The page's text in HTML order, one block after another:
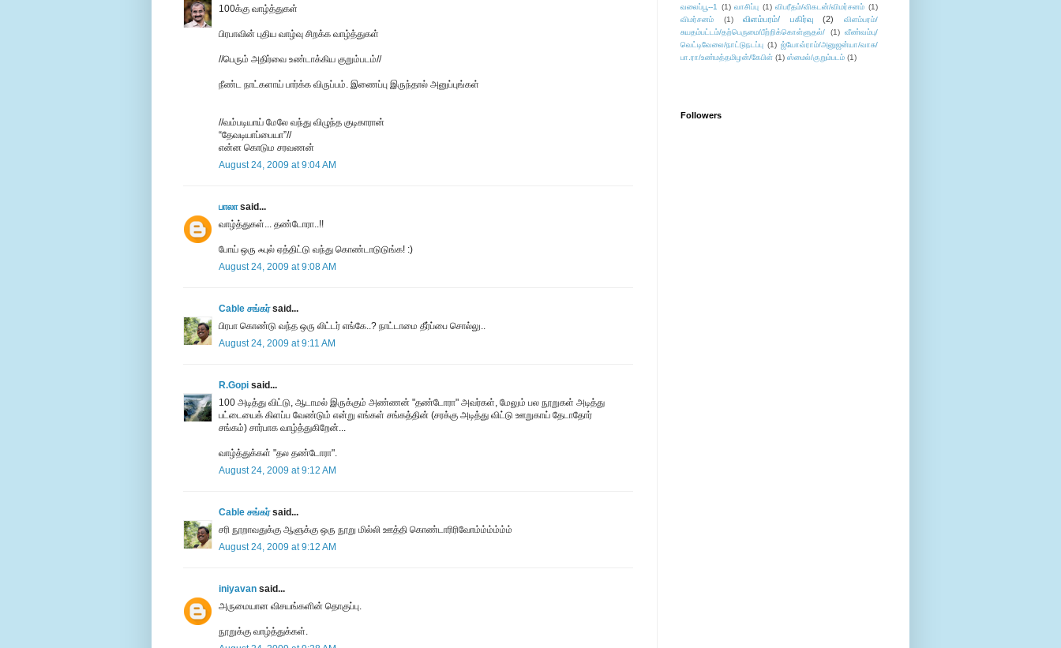
100க்கு வாழ்த்துகள்
பிரபாவின் புதிய வாழ்வு சிறக்க வாழ்த்துகள்
//பெரும் அதிர்வை உண்டாக்கிய குறும்படம்//
நீண்ட நாட்களாய் பார்க்க விருப்பம். இணைப்பு இருந்தால் அனுப்புங்கள்
//வம்படியாய் மேலே வந்து விழுந்த குடிகாரான்
“தேவடியாப்பையா”//
என்ன கொடும சரவணன்
August 24, 2009 at 9:04 AM
பாலாsaid...
வாழ்த்துகள்... தண்டோரா..!!
போய் ஒரு ஃபுல் ஏத்திட்டு வந்து கொண்டாடுடுங்க! :)
August 24, 2009 at 9:08 AM
Cable சங்கர்said...
பிரபா கொண்டு வந்த ஒரு லிட்டர் எங்கே..? நாட்டாமை தீர்ப்பை சொல்லு..
August 24, 2009 at 9:11 AM
R.Gopi said...
100 அடித்து விட்டு, ஆடாமல் இருக்கும் அண்ணன் "தண்டோரா" அவர்கள், மேலும் பல நூறுகள் அடித்து
பட்டையைக் கிளப்ப வேண்டும் என்று எங்கள் சங்கத்தின் (சரக்கு அடித்து விட்டு ஊறுகாய் தேடாதோர்
சங்கம்) சார்பாக வாழ்த்துகிறேன்...
வாழ்த்துக்கள் "தல தண்டோரா".
August 24, 2009 at 9:12 AM
Cable சங்கர்said...
சரி நூறாவதுக்கு ஆளுக்கு ஒரு நூறு மில்லி ஊத்தி கொண்டாரிரிவோம்ம்ம்ம்ம்ம்
August 24, 2009 at 9:12 AM
iniyavan said...
அருமையான விசயங்களின் தொகுப்பு.
நூறுக்கு வாழ்த்துக்கள்.
வலைப்பூ--1 (1) வாசிப்பு (1) விபரீதம்/விகடன்/விமர்சனம் (1)
விமர்சனம்
(1) விளம்பரம்/ பகிர்வு (2)
விளம்பரம்/
சுயதம்பட்டம்/தற்பெருமை/பீற்றிக்கொள்ளுதல்/
(1) வீண்வம்பு/
வெட்டிவேலை/நாட்டுநடப்பு (1) ஜ்யோவ்ராம்/அனுஜன்யா/வாசு/
பா.ரா/உண்மத்தமிழன்/கேபிள் (1) ஸ்மைல்/குறும்படம் (1)
Followers